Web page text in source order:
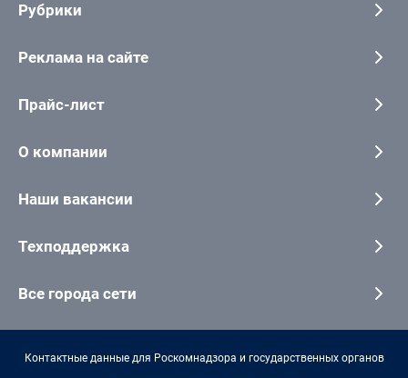
Рубрики
Реклама на сайте
Прайс-лист
О компании
Наши вакансии
Техподдержка
Все города сети
Контактные данные для Роскомнадзора и государственных органов